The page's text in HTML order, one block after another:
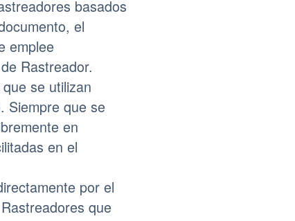
basados
el
emplee
Rastreador.
se utilizan
Siempre que se
en
en el
por el
que